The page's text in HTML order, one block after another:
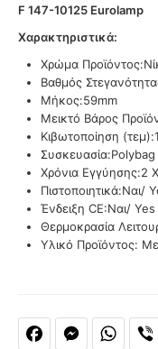
FacebookMessenger
F 147-10125 Eurolamp
Χαρακτηριστικά:
Χρώμα Προϊόντος:
Βαθμός
Μήκος:59mm
Μεικτό Βάρος
Κιβωτοποίηση (τεμ):
Συσκευασία:
Χρόνια Εγγύησης:2
Πιστοποιητικά:Ναι/
Ένδειξη CE:Ναι/ Yes
Θερμοκρασία
Υλικό Προϊόντος: